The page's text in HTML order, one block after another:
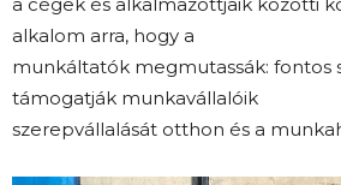
a cégek és alkalmazottjaik közötti
alkalom arra, hogy a
munkáltatók megmutassák: fontos
támogatják munkavállalóik
szerepvállalását otthon és a